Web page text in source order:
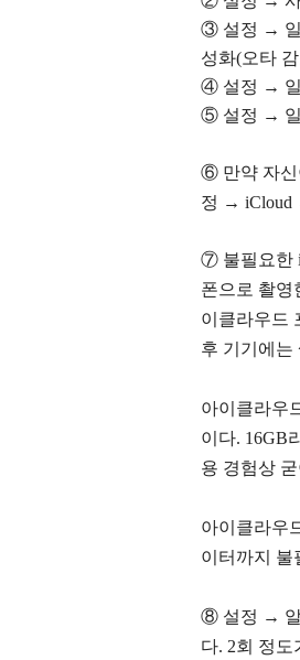
③ 설정 →
성화(오타
④ 설정 →
⑤ 설정 →
⑥ 만약 자
정 → iCloud
⑦ 불필요한
폰으로 촬영
이클라우드
후 기기에는
아이클라우
이다. 16GB
용 경험상
아이클라우
이터까지 불
⑧ 설정 →
다. 2회 정도